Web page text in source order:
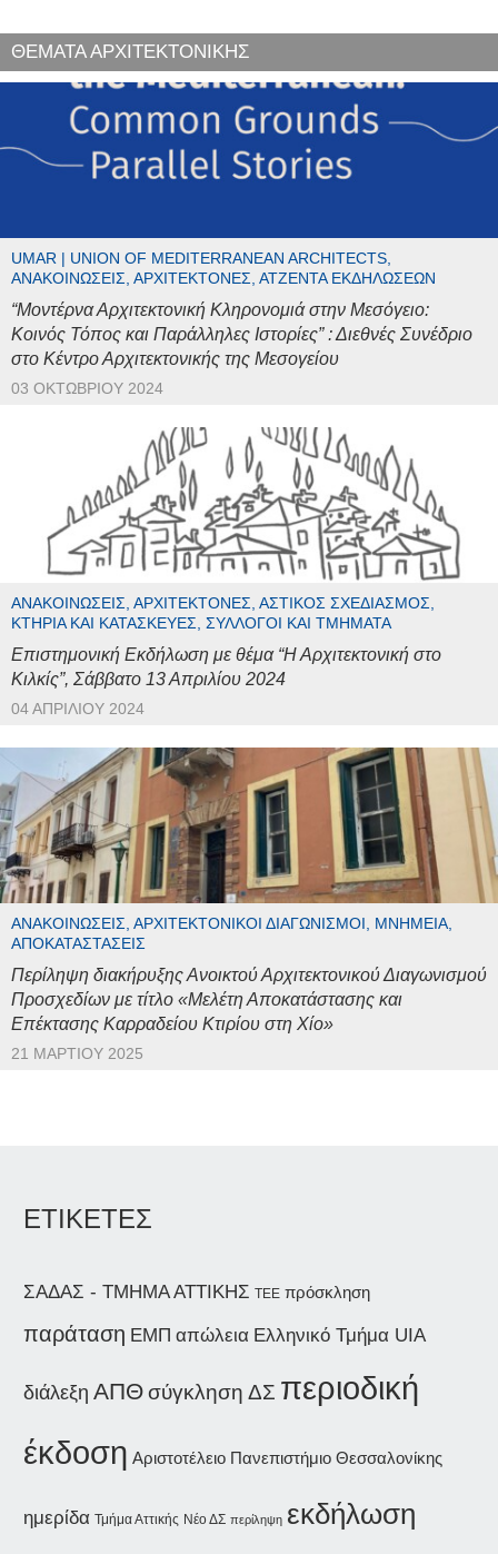
ΘΕΜΑΤΑ ΑΡΧΙΤΕΚΤΟΝΙΚΗΣ
UMAR | UNION OF MEDITERRANEAN ARCHITECTS,
ΑΝΑΚΟΙΝΏΣΕΙΣ, ΑΡΧΙΤΈΚΤΟΝΕΣ, ΑΤΖΈΝΤΑ ΕΚΔΗΛΏΣΕΩΝ
“Μοντέρνα Αρχιτεκτονική Κληρονομιά στην Μεσόγειο:
Κοινός Τόπος και Παράλληλες Ιστορίες” : Διεθνές Συνέδριο
στο Κέντρο Αρχιτεκτονικής της Μεσογείου
03 ΟΚΤΩΒΡΊΟΥ 2024
ΑΝΑΚΟΙΝΏΣΕΙΣ, ΑΡΧΙΤΈΚΤΟΝΕΣ, ΑΣΤΙΚΌΣ ΣΧΕΔΙΑΣΜΌΣ,
ΚΤΉΡΙΑ ΚΑΙ ΚΑΤΑΣΚΕΥΈΣ, ΣΎΛΛΟΓΟΙ ΚΑΙ ΤΜΉΜΑΤΑ
Επιστημονική Εκδήλωση με θέμα “Η Αρχιτεκτονική στο
Κιλκίς”, Σάββατο 13 Απριλίου 2024
04 ΑΠΡΙΛΊΟΥ 2024
ΑΝΑΚΟΙΝΏΣΕΙΣ, ΑΡΧΙΤΕΚΤΟΝΙΚΟΊ ΔΙΑΓΩΝΙΣΜΟΊ, ΜΝΗΜΕΊΑ,
ΑΠΟΚΑΤΑΣΤΆΣΕΙΣ
Περίληψη διακήρυξης Ανοικτού Αρχιτεκτονικού Διαγωνισμού
Προσχεδίων με τίτλο «Μελέτη Αποκατάστασης και
Επέκτασης Καρραδείου Κτιρίου στη Χίο»
21 ΜΑΡΤΊΟΥ 2025
ΕΤΙΚΕΤΕΣ
ΣΑΔΑΣ - ΤΜΗΜΑ ΑΤΤΙΚΗΣ ΤΕΕ πρόσκληση
παράταση ΕΜΠ απώλεια Ελληνικό Τμήμα UIA
διάλεξη ΑΠΘ σύγκληση ΔΣ περιοδική
έκδοση Αριστοτέλειο Πανεπιστήμιο Θεσσαλονίκης
ημερίδα Τμήμα Αττικής Νέο ΔΣ περίληψη εκδήλωση